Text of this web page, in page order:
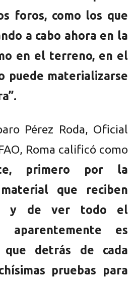
foros, como los que
a cabo ahora en la
en el terreno, en el
puede materializarse
Pérez Roda, Oficial
Roma calificó como
primero por la
que reciben
y de ver todo el
aparentemente es
que detrás de cada
pruebas para